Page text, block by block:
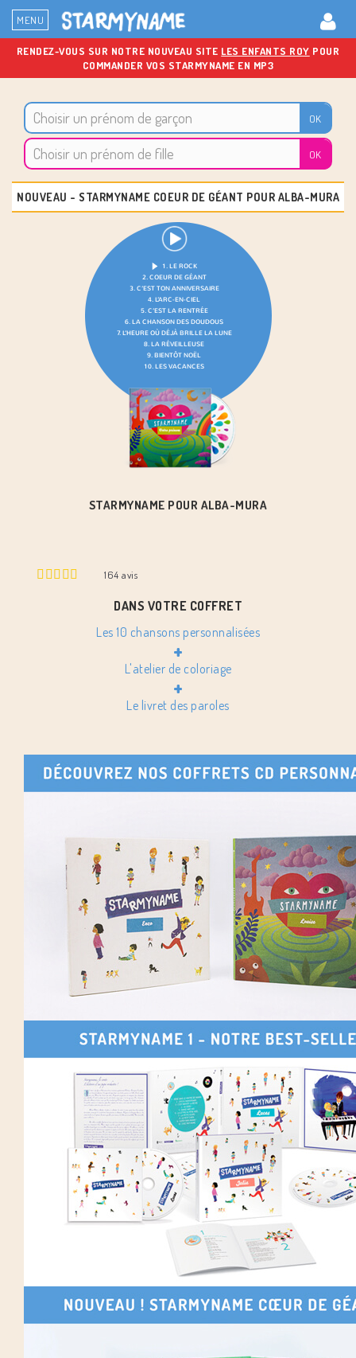
MENU
RENDEZ-VOUS SUR NOTRE NOUVEAU SITE LES ENFANTS ROY POUR
COMMANDER VOS STARMYNAME EN MP3
NOUVEAU - STARMYNAME COEUR DE GÉANT POUR ALBA-MURA
STARMYNAME POUR ALBA-MURA
164avis
DANS VOTRE COFFRET
Les 10 chansons personnalisées
+
L'atelier de coloriage
+
Le livret des paroles